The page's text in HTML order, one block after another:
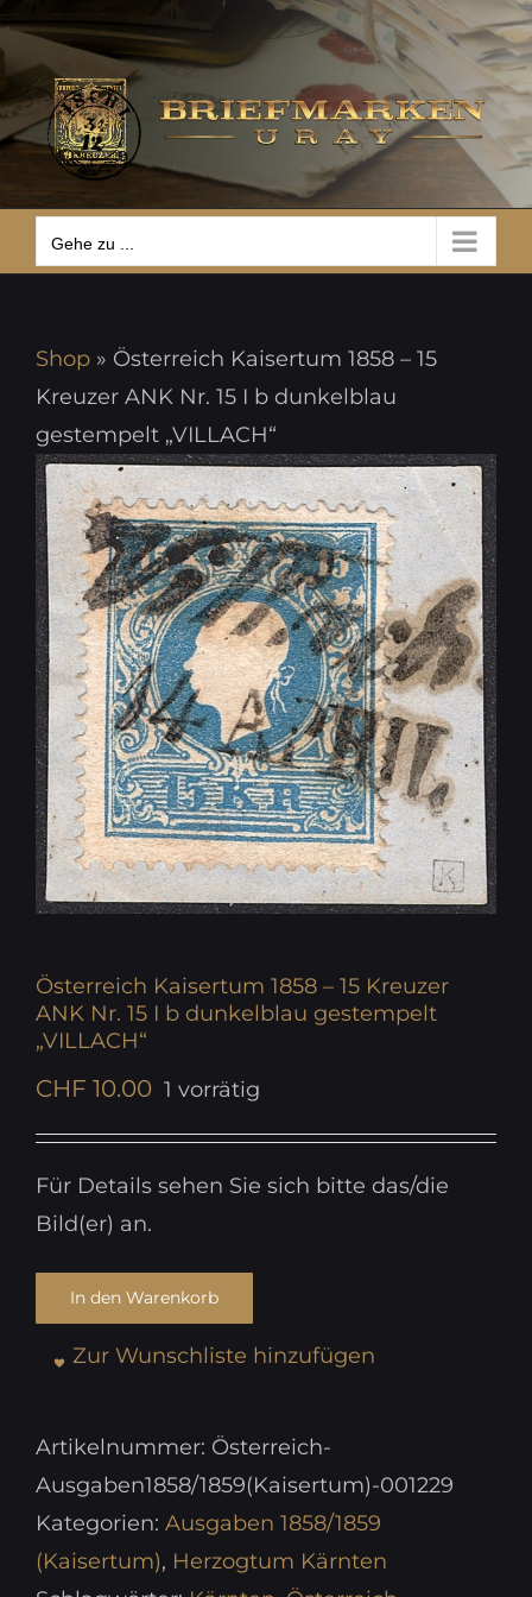
Zum
Inhalt
springen
Gehe zu ...
Gehe zu ...
Shop » Österreich Kaisertum 1858 – 15
Kreuzer ANK Nr. 15 I b dunkelblau
gestempelt „VILLACH“
Österreich Kaisertum 1858 – 15 Kreuzer
ANK Nr. 15 I b dunkelblau gestempelt
„VILLACH“
CHF 10.00 1 vorrätig
Für Details sehen Sie sich bitte das/die
Bild(er) an.
In den Warenkorb
Zur Wunschliste hinzufügen
Artikelnummer: Österreich-
Ausgaben1858/1859(Kaisertum)-001229
Kategorien: Ausgaben 1858/1859
(Kaisertum), Herzogtum Kärnten